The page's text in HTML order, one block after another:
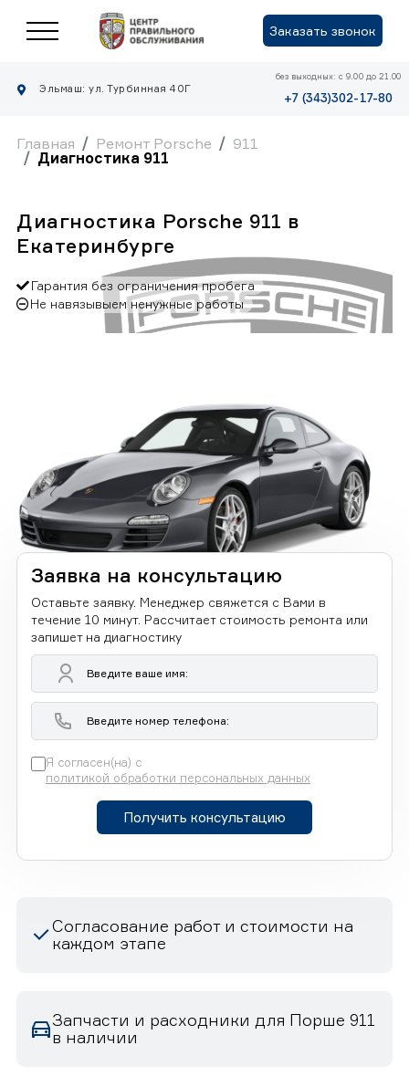
Заказать звонок
Эльмаш: ул. Турбинная 40Г
без выходных: с 9.00 до 21.00
+7 (343)302-17-80
Главная Ремонт Porsche
911
Диагностика 911
Диагностика Porsche 911 в
Екатеринбурге
Гарантия без ограничения пробега
Не навязывыем ненужные работы
Заявка на консультацию
Оставьте заявку. Менеджер свяжется с Вами в
течение 10 минут. Рассчитает стоимость ремонта или
запишет на диагностику
Я согласен(на) с
политикой обработки персональных данных
Получить консультацию
Согласование работ и стоимости на
каждом этапе
Запчасти и расходники для Порше 911
в наличии